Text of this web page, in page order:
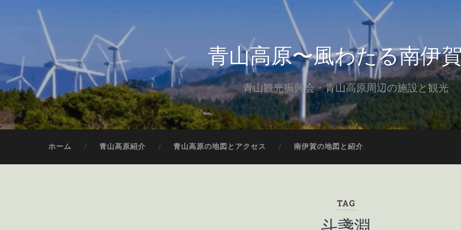
青山高原〜風わたる南伊
青山観光振興会・青山高原周辺の施設と観光
ホーム 青山高原紹介 青山高原の地図とアクセス 南伊賀の地図と紹介
TAG